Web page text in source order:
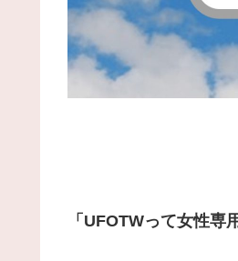
「UFOTWって女性専